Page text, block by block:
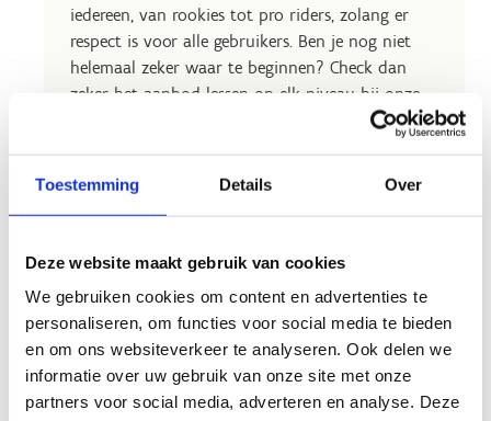
Toestemming Details Over
Deze website maakt gebruik van cookies
We gebruiken cookies om content en advertenties te
personaliseren, om functies voor social media te bieden
en om ons websiteverkeer te analyseren. Ook delen we
informatie over uw gebruik van onze site met onze
partners voor social media, adverteren en analyse. Deze
iedereen, van rookies tot pro riders, zolang er
respect is voor alle gebruikers. Ben je nog niet
helemaal zeker waar te beginnen? Check dan
zeker het aanbod lessen op elk niveau bij onze
skatehal en tevens ook voor de volledig
vernieuwde cafetaria.
Kom skaten